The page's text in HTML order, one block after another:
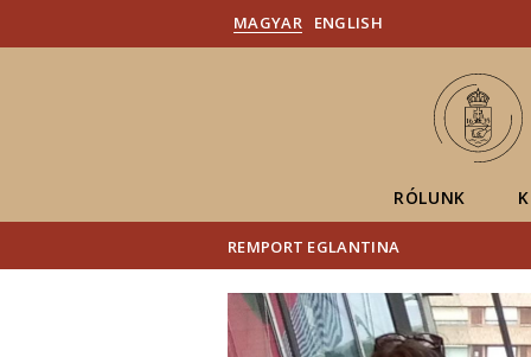
MAGYAR ENGLISH
RÓLUNK
REMPORT EGLANTINA